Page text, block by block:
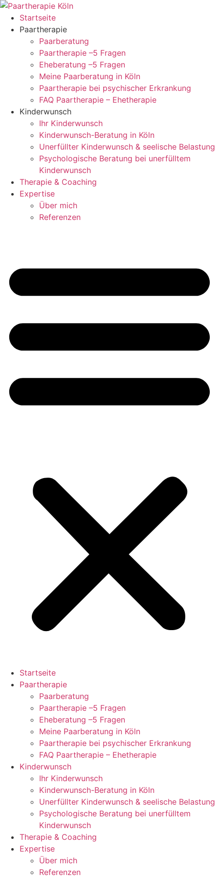
Zum
Inhalt
springen
Startseite
Paartherapie
Paarberatung
Paartherapie –5 Fragen
Eheberatung –5 Fragen
Meine Paarberatung in Köln
Paartherapie bei psychischer Erkrankung
FAQ Paartherapie – Ehetherapie
Kinderwunsch
Ihr Kinderwunsch
Kinderwunsch-Beratung in Köln
Unerfüllter Kinderwunsch & seelische Belastung
Psychologische Beratung bei unerfülltem
Kinderwunsch
Therapie & Coaching
Expertise
Über mich
Referenzen
Startseite
Paartherapie
Paarberatung
Paartherapie –5 Fragen
Eheberatung –5 Fragen
Meine Paarberatung in Köln
Paartherapie bei psychischer Erkrankung
FAQ Paartherapie – Ehetherapie
Kinderwunsch
Ihr Kinderwunsch
Kinderwunsch-Beratung in Köln
Unerfüllter Kinderwunsch & seelische Belastung
Psychologische Beratung bei unerfülltem
Kinderwunsch
Therapie & Coaching
Expertise
Über mich
Referenzen